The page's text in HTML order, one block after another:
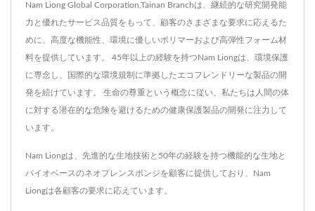
Nam Liong Global Corporation,Tainan Branchは、継続的な研究開発能
力と優れたサービス品質をもって、顧客のさまざまな要求に応えるた
めに、高度な機能性、環境に優しいポリマーおよび高弾性フォーム材
料を提供しています。 45年以上の経験を持つNam Liongは、環境保護
に専念し、国際的な環境規制に準拠したエコフレンドリーな製品の開
発を続けています。 生命の尊重という概念に従い、私たちは人間の体
に対する潜在的な危険を避けるための健康保護製品の開発に注力して
います。
Nam Liongは、先進的な生地技術と50年の経験を持つ機能的な生地と
バイオベースのネオプレンスポンジを顧客に提供しており、Nam
Liongは各顧客の要求に応えています。